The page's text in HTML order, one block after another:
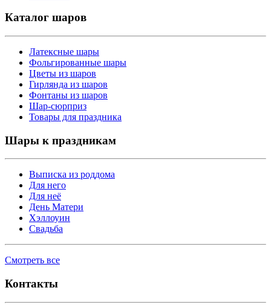
Каталог шаров
Латексные шары
Фольгированные шары
Цветы из шаров
Гирлянда из шаров
Фонтаны из шаров
Шар-сюрприз
Товары для праздника
Шары к праздникам
Выписка из роддома
Для него
Для неё
День Матери
Хэллоуин
Свадьба
Смотреть все
Контакты